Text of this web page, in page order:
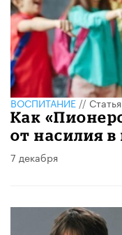
ВОСПИТАНИЕ//Статья
Как
от насилия
7 декабря